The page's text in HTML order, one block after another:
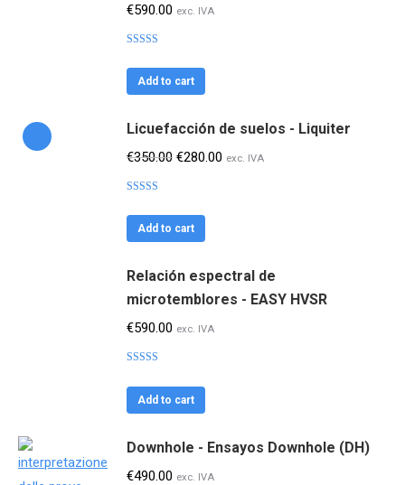
€590.00 exc. IVA
con4.56de
Add to cart
Licuefacción de suelos - Liquiter
€350.00 El
era:
€280.00 El
exc. IVA
con4.04
de 5Add to cart
Relación espectral de
microtemblores - EASY HVSR
€590.00 exc. IVA
con4.25de
Add to cart
Downhole - Ensayos Downhole (DH)
€490.00 exc. IVA